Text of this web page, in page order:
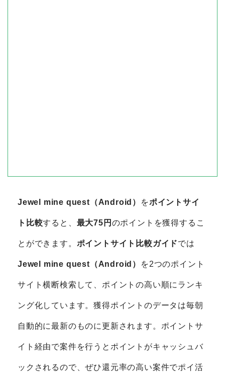
Jewel mine quest（Android） をポイントサイ
ト比較すると、 最大75円 のポイントを獲得するこ
とができます。 ポイントサイト比較ガイドでは
Jewel mine quest（Android） を2つのポイント
サイト横断検索して、ポイントの高い順にランキ
ング化しています。獲得ポイントのデータは毎朝
自動的に最新のものに更新されます。ポイントサ
イト経由で案件を行うとポイントがキャッシュバ
ックされるので、ぜひ還元率の高い案件でポイ活